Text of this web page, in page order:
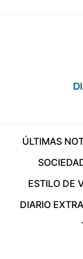
ÚLTIMAS
ESTILO DE
DIARIO EXTRA